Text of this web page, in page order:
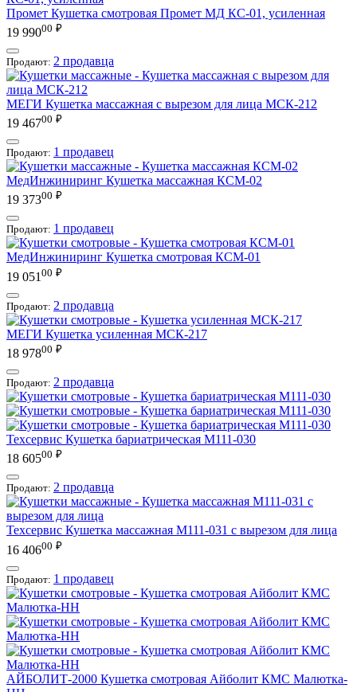
Промет Кушетка смотровая Промет МД КС-01, усиленная
19 99000 ₽
Продают: 2 продавца
МЕГИ Кушетка массажная с вырезом для лица МСК-212
19 46700 ₽
Продают: 1 продавец
МедИнжиниринг Кушетка массажная КСМ-02
19 37300 ₽
Продают: 1 продавец
МедИнжиниринг Кушетка смотровая КСМ-01
19 051 00 ₽
Продают: 2 продавца
МЕГИ Кушетка усиленная МСК-217
18 97800 ₽
Продают: 2 продавца
Техсервис Кушетка бариатрическая М111-030
18 60500 ₽
Продают: 2 продавца
Техсервис Кушетка массажная М111-031 с вырезом для лица
16 40600 ₽
Продают: 1 продавец
АЙБОЛИТ-2000 Кушетка смотровая Айболит КМС Малютка-